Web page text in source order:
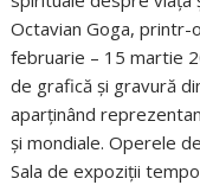
Octavian Goga, printr-
februarie – 15 martie
de grafică și gravură
aparținând
și mondiale. Operele
Sala de expoziții